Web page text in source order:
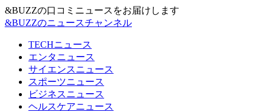
&BUZZの口コミニュースをお届けします
&BUZZのニュースチャンネル
TECHニュース
エンタニュース
サイエンスニュース
スポーツニュース
ビジネスニュース
ヘルスケアニュース